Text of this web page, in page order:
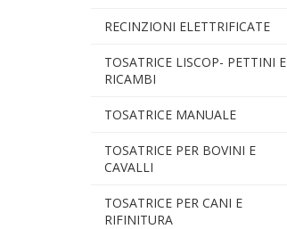
RECINZIONI ELETTRIFICATE
TOSATRICE LISCOP- PETTINI E
RICAMBI
TOSATRICE MANUALE
TOSATRICE PER BOVINI E
CAVALLI
TOSATRICE PER CANI E
RIFINITURA